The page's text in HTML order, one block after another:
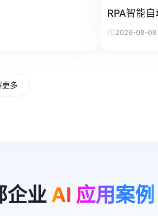
RPA智能
2026-08-08
更多
企业 AI 应用案例